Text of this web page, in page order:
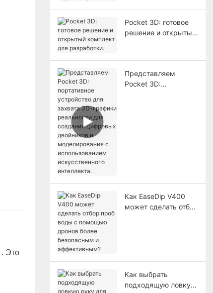
. Это
обучения роботов.
Pocket 3D: готовое
решение и открытый
Представляем
Pocket 3D:
Как EaseDip V400
может сделать отбор
Как выбрать
подходящую ловкую